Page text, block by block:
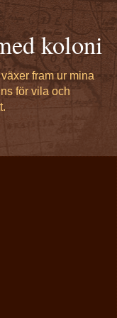
koloni
fram ur mina
för vila och